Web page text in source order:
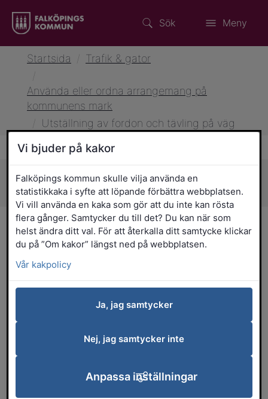
Sök Meny
Startsida
Trafik & gator
Använda eller ordna arrangemang på
kommunens mark
Utställning av fordon och tävling på väg
Sidans innehåll
Utställning av fordon och
tävling på väg
Motorburna arrangemang kan vara till
arrangemang där motorfordon är ett
arrangeras. För alla dessa typer av
antingen hos Polismyndigheten eller hos
Vi bjuder på kakor
Falköpings kommun skulle vilja använda en
statistikkaka i syfte att löpande förbättra webbplatsen.
Vi vill använda en kaka som gör att du inte kan rösta
flera gånger. Samtycker du till det? Du kan när som
helst ändra ditt val. För att återkalla ditt samtycke klickar
du på ”Om kakor” längst ned på webbplatsen.
Vår kakpolicy
Ja, jag samtycker
Nej, jag samtycker inte
Anpassa inställningar